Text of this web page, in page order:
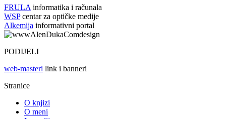
FRULA informatika i računala
WSPcentar za optičke medije
Alkemija informativni portal
PODIJELI
web-masteri link i banneri
Stranice
O knjizi
O meni